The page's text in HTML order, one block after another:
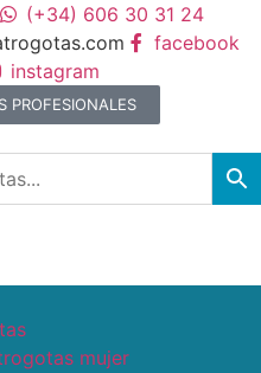
(+34) 606 30 31 24
facebook
instagram
PROFESIONALES
mujer